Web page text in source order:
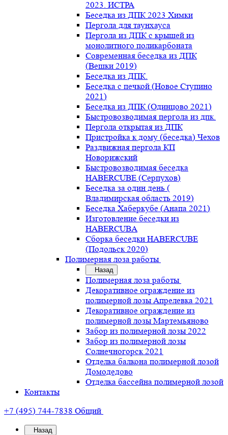
2023. ИСТРА
Беседка из ДПК 2023 Химки
Пергола для таунхауса
Пергола из ДПК с крышей из
монолитного поликарбоната
Современная беседка из ДПК
(Вешки 2019)
Беседка из ДПК.
Беседка с печкой (Новое Ступино
2021)
Беседка из ДПК (Одинцово 2021)
Быстровозводимая пергола из дпк.
Пергола открытая из ДПК
Пристройка к дому (беседка) Чехов
Раздвижная пергола КП
Новорижский
Быстровозводимая беседка
HABERCUBE (Серпухов)
Беседка за один день (
Владимирская область 2019)
Беседка Хаберкубе (Анапа 2021)
Изготовление беседки из
HABERCUBA
Сборка беседки HABERCUBE
(Подольск 2020)
Полимерная лоза работы
Назад
Полимерная лоза работы
Декоративное ограждение из
полимерной лозы Апрелевка 2021
Декоративное ограждение из
полимерной лозы Мартемьяново
Забор из полимерной лозы 2022
Забор из полимерной лозы
Солнечногорск 2021
Отделка балкона полимерной лозой
Домодедово
Отделка бассейна полимерной лозой
Контакты
+7 (495) 744-7838 Общий
Назад